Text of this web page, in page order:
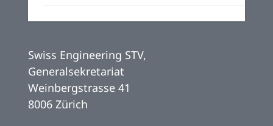
Swiss Engineering STV,
Generalsekretariat
Weinbergstrasse 41
8006 Zürich